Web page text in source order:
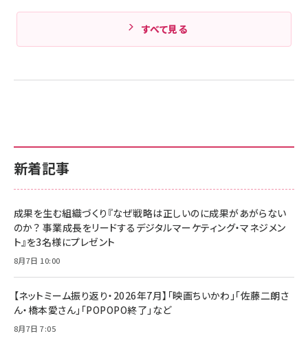
新着記事
成果を生む組織づくり『なぜ戦略は正しいのに成果があがらない
のか？ 事業成長をリードするデジタルマーケティング・マネジメン
ト』を3名様にプレゼント
8月7日 10:00
【ネットミーム振り返り・2026年7月】「映画ちいかわ」「佐藤二朗さ
ん・橋本愛さん」「POPOPO終了」など
8月7日 7:05
すべて見る